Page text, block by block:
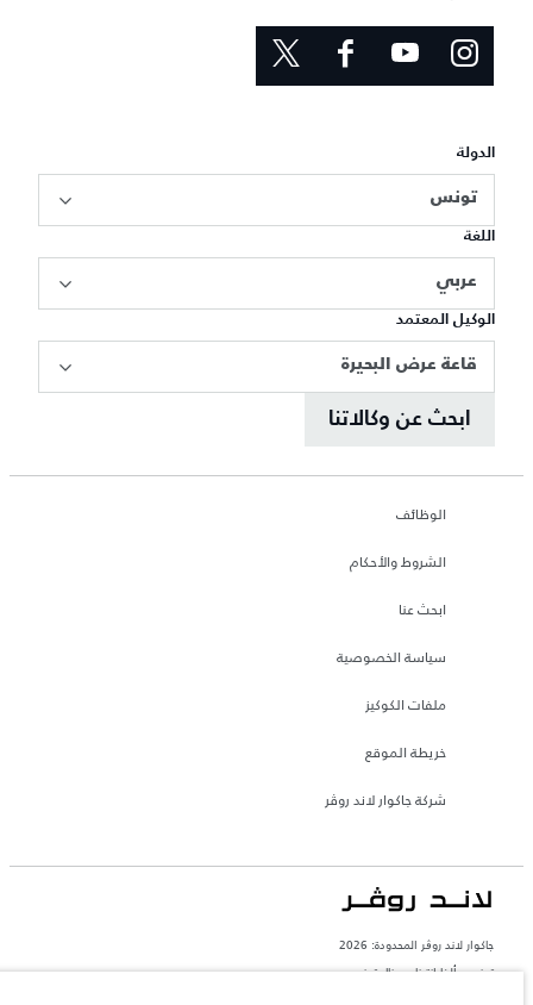
الدولة
تونس
اللغة
عربي
الوكيل المعتمد
قاعة عرض البحيرة
ابحث عن وكالاتنا
الوظائف
الشروط والأحكام
ابحث عنا
سياسة الخصوصية
ملفات الكوكيز
خريطة الموقع
شركة جاكوار لاند روڤر
جاكوار لاند روڨر المحدودة: 2026
تونس, ألفا انترناسيونال تونس